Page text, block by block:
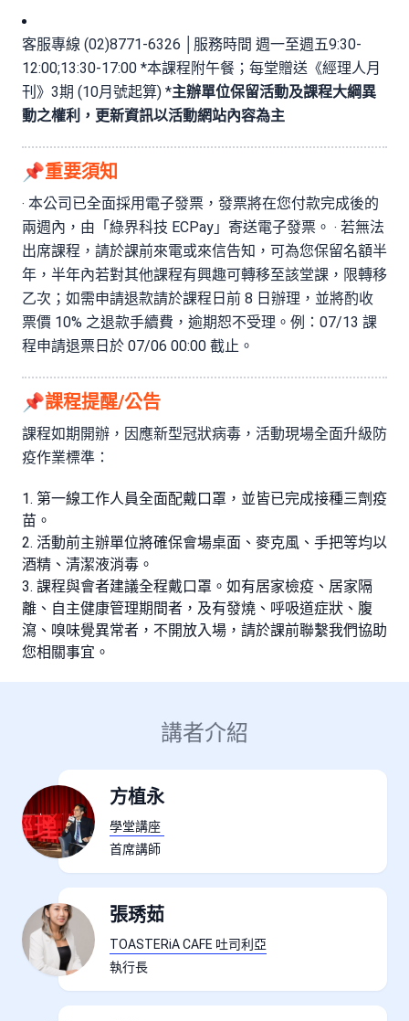
客服專線 (02)8771-6326 │服務時間 週一至週五9:30-
12:00;13:30-17:00 *本課程附午餐；每堂贈送《經理人月
刊》3期 (10月號起算) *主辦單位保留活動及課程大綱異
動之權利，更新資訊以活動網站內容為主
📌重要須知
‧ 本公司已全面採用電子發票，發票將在您付款完成後的
兩週內，由「綠界科技 ECPay」寄送電子發票。 ‧ 若無法
出席課程，請於課前來電或來信告知，可為您保留名額半
年，半年內若對其他課程有興趣可轉移至該堂課，限轉移
乙次；如需申請退款請於課程日前 8 日辦理，並將酌收
票價 10% 之退款手續費，逾期恕不受理。例：07/13 課
程申請退票日於 07/06 00:00 截止。
📌課程提醒/公告
課程如期開辦，因應新型冠狀病毒，活動現場全面升級防
疫作業標準：
第一線工作人員全面配戴口罩，並皆已完成接種三劑疫
苗。
活動前主辦單位將確保會場桌面、麥克風、手把等均以
酒精、清潔液消毒。
課程與會者建議全程戴口罩。如有居家檢疫、居家隔
離、自主健康管理期間者，及有發燒、呼吸道症狀、腹
瀉、嗅味覺異常者，不開放入場，請於課前聯繫我們協助
您相關事宜。
講者介紹
方植永
學堂講座
首席講師
張琇茹
TOASTERiA CAFE 吐司利亞
執行長